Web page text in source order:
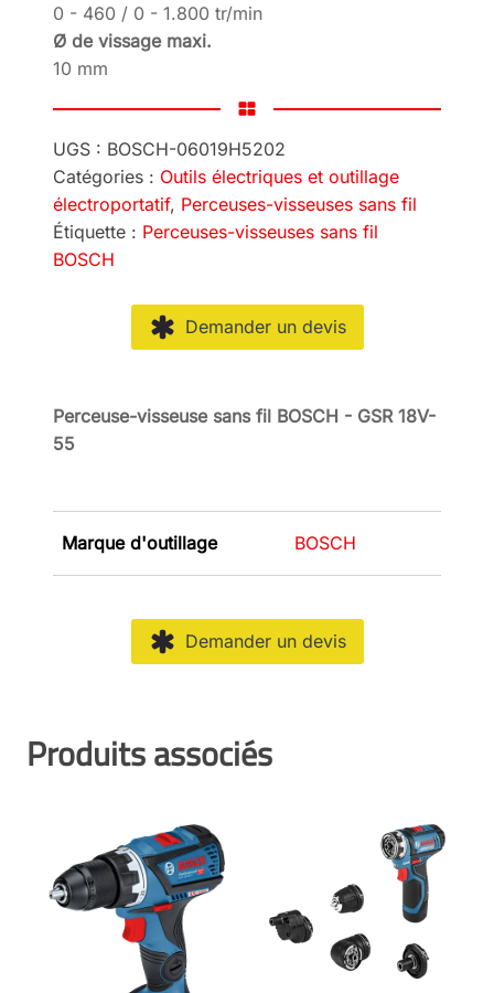
0 - 460 / 0 - 1.800 tr/min
Ø de vissage maxi.
10 mm
UGS : BOSCH-06019H5202
Catégories : Outils électriques et outillage
électroportatif, Perceuses-visseuses sans fil
Étiquette : Perceuses-visseuses sans fil
BOSCH
Demander un devis
Perceuse-visseuse sans fil BOSCH - GSR 18V-
55
Marque d'outillage BOSCH
Demander un devis
Produits associés